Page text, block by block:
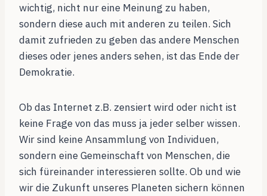
wichtig, nicht nur eine Meinung zu haben,
sondern diese auch mit anderen zu teilen. Sich
damit zufrieden zu geben das andere Menschen
dieses oder jenes anders sehen, ist das Ende der
Demokratie.
Ob das Internet z.B. zensiert wird oder nicht ist
keine Frage von das muss ja jeder selber wissen.
Wir sind keine Ansammlung von Individuen,
sondern eine Gemeinschaft von Menschen, die
sich füreinander interessieren sollte. Ob und wie
wir die Zukunft unseres Planeten sichern können